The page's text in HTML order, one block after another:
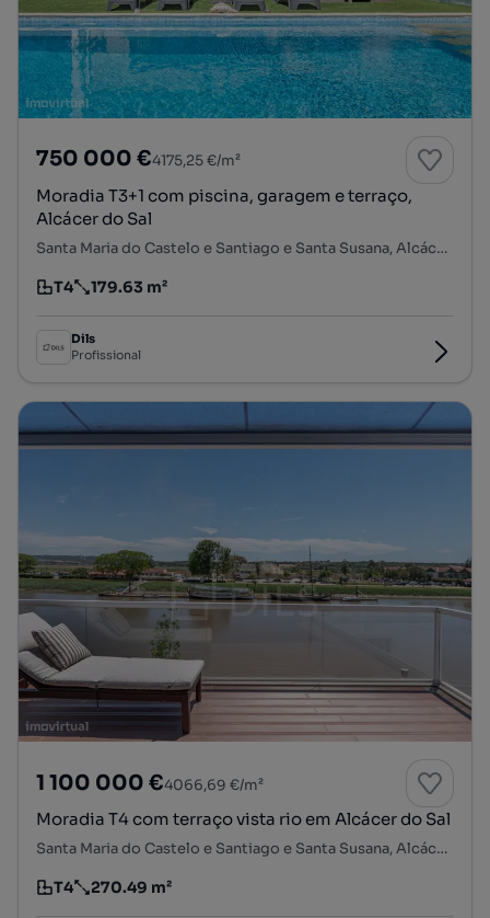
750 000 €4175,25 €/m²
Moradia T3+1 com piscina, garagem e terraço,
Alcácer do Sal
Santa Maria do Castelo e Santiago e Santa Susana, Alcácer do Sal, Setúbal
Tipologia
T4
Preço por metro quadrado
179.63 m²
Dils
Profissional
1 100 000 €4066,69 €/m²
Moradia T4 com terraço vista rio em Alcácer do Sal
Santa Maria do Castelo e Santiago e Santa Susana, Alcácer do Sal, Setúbal
Tipologia
T4
Preço por metro quadrado
270.49 m²